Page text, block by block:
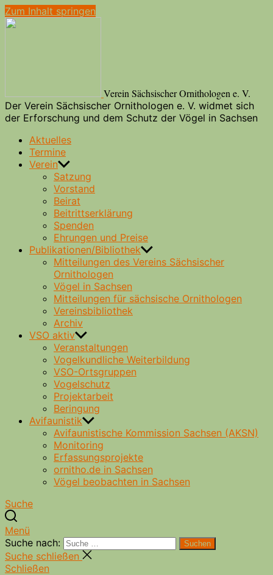
Zum Inhalt springen
Verein Sächsischer Ornithologen e. V.
Der Verein Sächsischer Ornithologen e. V. widmet sich
der Erforschung und dem Schutz der Vögel in Sachsen
Aktuelles
Termine
Verein
Satzung
Vorstand
Beirat
Beitrittserklärung
Spenden
Ehrungen und Preise
Publikationen/Bibliothek
Mitteilungen des Vereins Sächsischer
Ornithologen
Vögel in Sachsen
Mitteilungen für sächsische Ornithologen
Vereinsbibliothek
Archiv
VSO aktiv
Veranstaltungen
Vogelkundliche Weiterbildung
VSO-Ortsgruppen
Vogelschutz
Projektarbeit
Beringung
Avifaunistik
Avifaunistische Kommission Sachsen (AKSN)
Monitoring
Erfassungsprojekte
ornitho.de in Sachsen
Vögel beobachten in Sachsen
Suche
Menü
Suche nach:
Suchen
Suche schließen
Schließen